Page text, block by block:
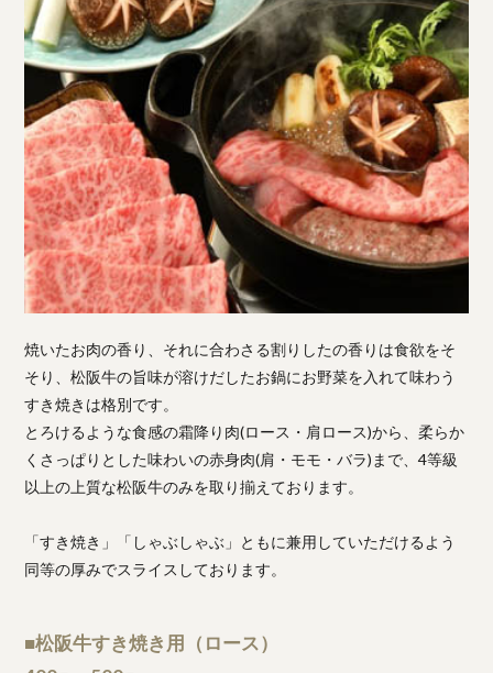
焼いたお肉の香り、それに合わさる割りしたの香りは食欲をそ
そり、松阪牛の旨味が溶けだしたお鍋にお野菜を入れて味わう
すき焼きは格別です。
とろけるような食感の霜降り肉(ロース・肩ロース)から、柔らか
くさっぱりとした味わいの赤身肉(肩・モモ・バラ)まで、4等級
以上の上質な松阪牛のみを取り揃えております。
「すき焼き」「しゃぶしゃぶ」ともに兼用していただけるよう
同等の厚みでスライスしております。
■松阪牛すき焼き用（ロース）